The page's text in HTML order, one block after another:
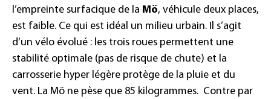
l’empreinte surfacique de la Mö, véhicule deux places,
est faible. Ce qui est idéal un milieu urbain. Il s’agit
d’un vélo évolué : les trois roues permettent une
stabilité optimale (pas de risque de chute) et la
carrosserie hyper légère protège de la pluie et du
vent. La Mö ne pèse que 85 kilogrammes. Contre par